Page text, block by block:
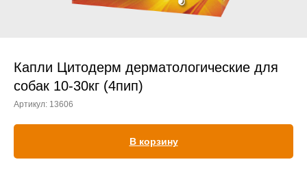
Лечение шиншилл
Капли Цитодерм дерматологические для
собак 10-30кг (4пип)
Артикул: 13606
В корзину